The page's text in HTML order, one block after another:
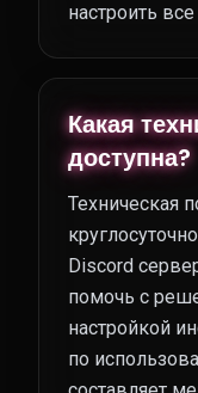
настроить
Какая
доступна?
Техническая
Discord
помочь с
настройкой
по